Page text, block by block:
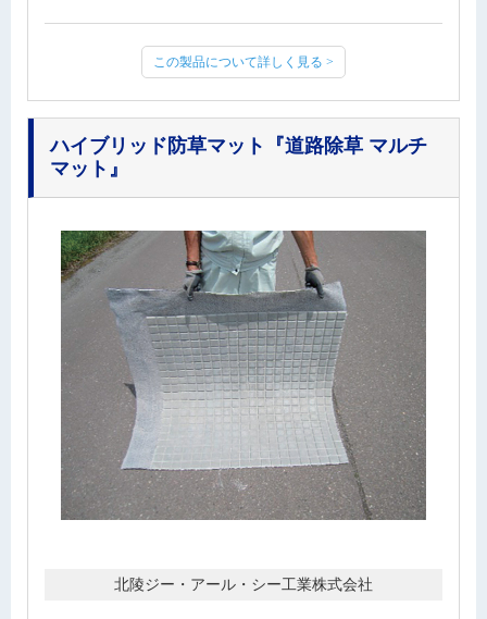
この製品について詳しく見る >
ハイブリッド防草マット
『道路除草 マルチ
マット』
北陵ジー・アール・シー工業株式会社